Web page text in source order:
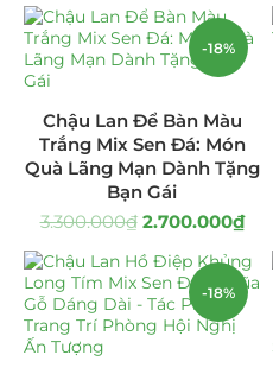
Tiểu Cảnh Lan Sen Đá
Hoa Ngày Lễ 8/3
Hoa Tặng 14/2
Hoa Tặng 20/10
Quà Tặng
Quà Noel - Quà Giáng Sinh
Quà Tặng Khách Hàng
-18%
Chậu Lan Để Bàn Màu
Trắng Mix Sen Đá: Món
Quà Lãng Mạn Dành Tặng
Bạn Gái
3.300.000₫ 2.700.000₫
-18%